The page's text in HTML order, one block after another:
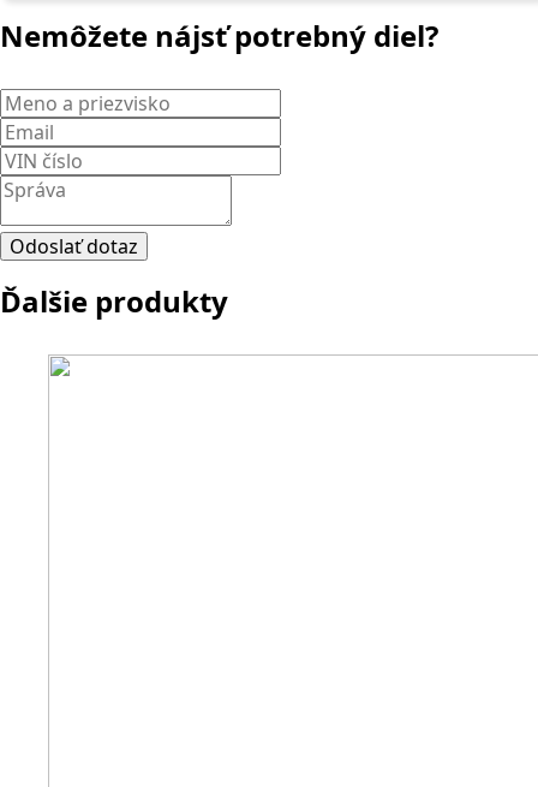
Nemôžete nájsť potrebný diel?
Meno
a
priezvisko*
Email*
VIN
číslo
Správa*
Odoslať dotaz
Ďalšie produkty